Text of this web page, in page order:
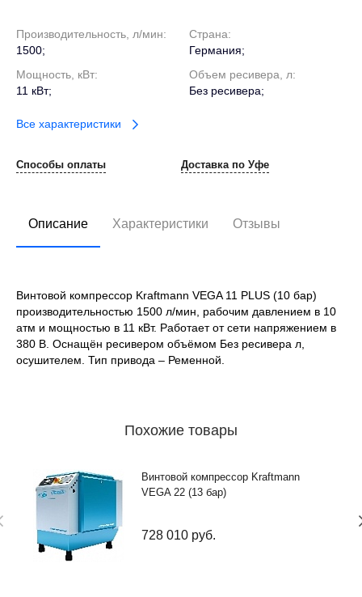
Производительность, л/мин:
1500;
Страна:
Германия;
Мощность, кВт:
11 кВт;
Объем ресивера, л:
Без ресивера;
Все характеристики
Способы оплаты Доставка по Уфе
Описание Характеристики Отзывы
Винтовой компрессор Kraftmann VEGA 11 PLUS (10 бар)
производительностью 1500 л/мин, рабочим давлением в 10
атм и мощностью в 11 кВт. Работает от сети напряжением в
380 В. Оснащён ресивером объёмом Без ресивера л,
осушителем. Тип привода – Ременной.
Похожие товары
Винтовой компрессор Kraftmann
VEGA 22 (13 бар)
728 010 руб.